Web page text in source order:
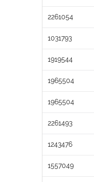
2261054
1031793
1919544
1965504
1965504
2261493
1243476
1557049